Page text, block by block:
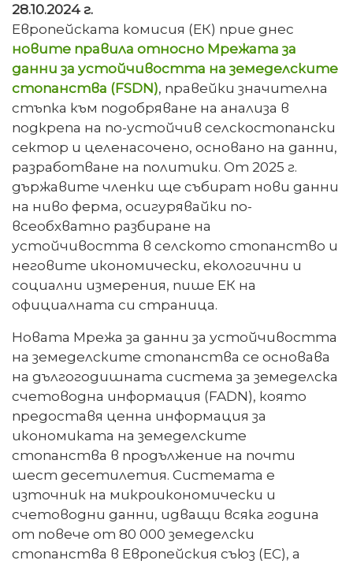
28.10.2024 г.
Европейската комисия (ЕК) прие днес
новите правила относно Мрежата за
данни за устойчивостта на земеделските
стопанства (FSDN), правейки значителна
стъпка към подобряване на анализа в
подкрепа на по-устойчив селскостопански
сектор и целенасочено, основано на данни,
разработване на политики. От 2025 г.
държавите членки ще събират нови данни
на ниво ферма, осигурявайки по-
всеобхватно разбиране на
устойчивостта в селското стопанство и
неговите икономически, екологични и
социални измерения, пише ЕК на
официалната си страница.
Новата Мрежа за данни за устойчивостта
на земеделските стопанства се основава
на дългогодишната система за земеделска
счетоводна информация (FADN), която
предоставя ценна информация за
икономиката на земеделските
стопанства в продължение на почти
шест десетилетия. Системата е
източник на микроикономически и
счетоводни данни, идващи всяка година
от повече от 80 000 земеделски
стопанства в Европейския съюз (ЕС), а